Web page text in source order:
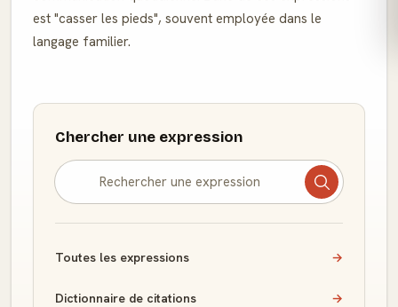
est "casser les pieds", souvent employée dans le
langage familier.
Chercher une expression
Toutes les expressions →
Dictionnaire de citations →